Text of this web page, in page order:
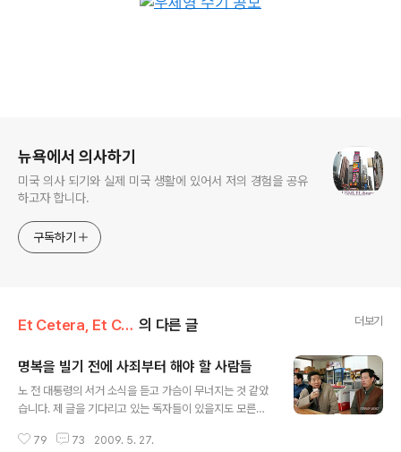
뉴욕에서 의사하기
미국 의사 되기와 실제 미국 생활에 있어서 저의 경험을 공유
하고자 합니다.
구독하기
Et Cetera, Et Cetera, Et Cetera 의 다른 글 더보기
명복을 빌기 전에 사죄부터 해야 할 사람들
노 전 대통령의 서거 소식을 듣고 가슴이 무너지는 것 같았
습니다. 제 글을 기다리고 있는 독자들이 있을지도 모른다
포스팅을 쉬려고 했습니다. 어차피 정치나 시사평론 쪽은
79 73 2009. 5. 27.